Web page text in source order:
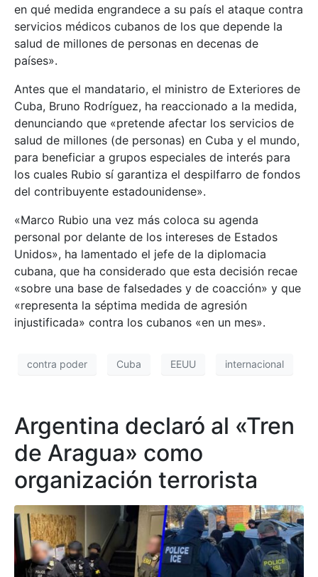
en qué medida engrandece a su país el ataque contra
servicios médicos cubanos de los que depende la
salud de millones de personas en decenas de
países».
Antes que el mandatario, el ministro de Exteriores de
Cuba, Bruno Rodríguez, ha reaccionado a la medida,
denunciando que «pretende afectar los servicios de
salud de millones (de personas) en Cuba y el mundo,
para beneficiar a grupos especiales de interés para
los cuales Rubio sí garantiza el despilfarro de fondos
del contribuyente estadounidense».
«Marco Rubio una vez más coloca su agenda
personal por delante de los intereses de Estados
Unidos», ha lamentado el jefe de la diplomacia
cubana, que ha considerado que esta decisión recae
«sobre una base de falsedades y de coacción» y que
«representa la séptima medida de agresión
injustificada» contra los cubanos «en un mes».
contra poder Cuba EEUU internacional
Argentina declaró al «Tren
de Aragua» como
organización terrorista